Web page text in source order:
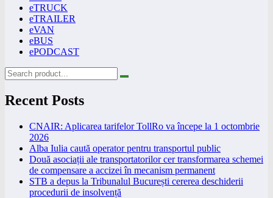
eTRUCK
eTRAILER
eVAN
eBUS
ePODCAST
Recent Posts
CNAIR: Aplicarea tarifelor TollRo va începe la 1 octombrie
2026
Alba Iulia caută operator pentru transportul public
Două asociații ale transportatorilor cer transformarea schemei
de compensare a accizei în mecanism permanent
STB a depus la Tribunalul București cererea deschiderii
procedurii de insolvență